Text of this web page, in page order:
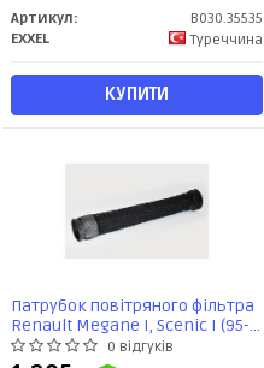
Артикул:
B030.35535
EXXEL
Туреччина
КУПИТИ
Патрубок повітряного фільтра
Renault Megane I, Scenic I (95-
04) (72997) Asam0 відгуків